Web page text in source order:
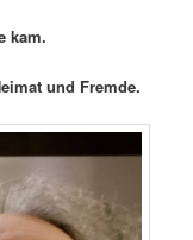
kam.
und Fremde.